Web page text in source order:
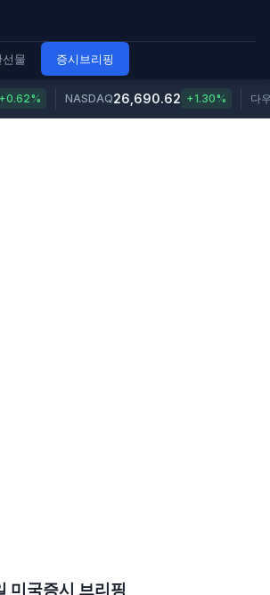
선물 증시브리핑
+0.62% NASDAQ26,690.62 +1.30% 다
미국증시 브리핑